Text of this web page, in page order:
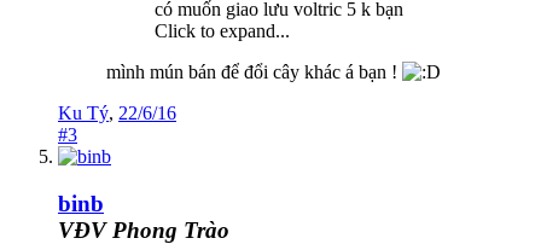
có muốn giao lưu voltric 5 k bạn
Click to expand...
mình mún bán để đổi cây khác á bạn !
Ku Tý, 22/6/16
#3
binb
VĐV Phong Trào